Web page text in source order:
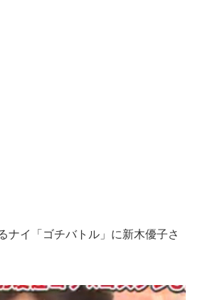
ナイ「ゴチバトル」に新木優子さ